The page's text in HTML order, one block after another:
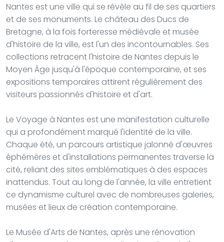
Nantes est une ville qui se révèle au fil de ses quartiers
et de ses monuments. Le château des Ducs de
Bretagne, à la fois forteresse médiévale et musée
d'histoire de la ville, est l'un des incontournables. Ses
collections retracent l'histoire de Nantes depuis le
Moyen Âge jusqu'à l'époque contemporaine, et ses
expositions temporaires attirent régulièrement des
visiteurs passionnés d'histoire et d'art.
Le Voyage à Nantes est une manifestation culturelle
qui a profondément marqué l'identité de la ville.
Chaque été, un parcours artistique jalonné d'œuvres
éphémères et d'installations permanentes traverse la
cité, reliant des sites emblématiques à des espaces
inattendus. Tout au long de l'année, la ville entretient
ce dynamisme culturel avec de nombreuses galeries,
musées et lieux de création contemporaine.
Le Musée d'Arts de Nantes, après une rénovation